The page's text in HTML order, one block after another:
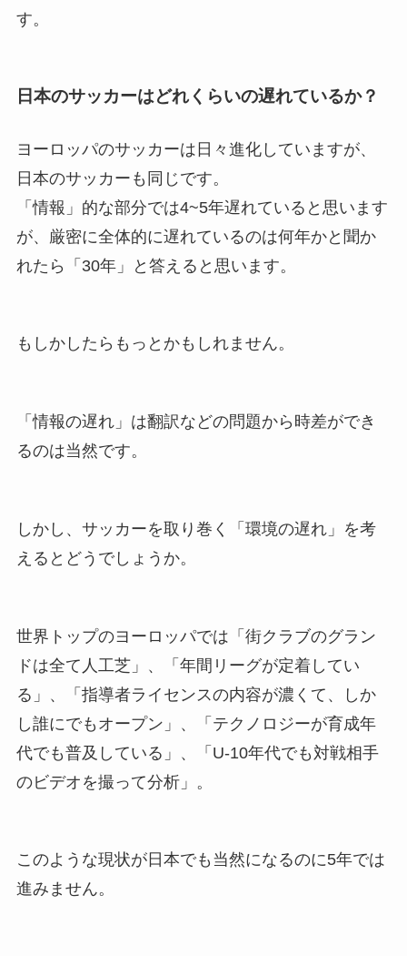
す。
日本のサッカーはどれくらいの遅れているか？
ヨーロッパのサッカーは日々進化していますが、
日本のサッカーも同じです。
「情報」的な部分では4~5年遅れていると思います
が、厳密に全体的に遅れているのは何年かと聞か
れたら「30年」と答えると思います。
もしかしたらもっとかもしれません。
「情報の遅れ」は翻訳などの問題から時差ができ
るのは当然です。
しかし、サッカーを取り巻く「環境の遅れ」を考
えるとどうでしょうか。
世界トップのヨーロッパでは「街クラブのグラン
ドは全て人工芝」、「年間リーグが定着してい
る」、「指導者ライセンスの内容が濃くて、しか
し誰にでもオープン」、「テクノロジーが育成年
代でも普及している」、「U-10年代でも対戦相手
のビデオを撮って分析」。
このような現状が日本でも当然になるのに5年では
進みません。